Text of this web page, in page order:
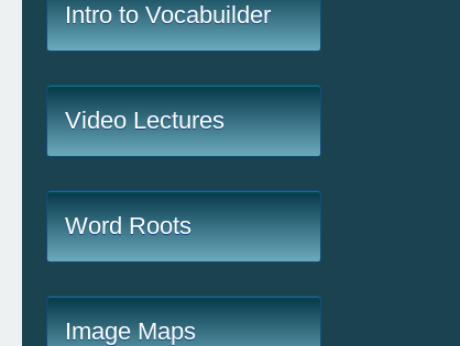
Intro to Vocabuilder
Video Lectures
Word Roots
Image Maps